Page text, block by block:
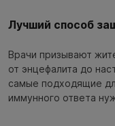
Лучший способ
Врачи призывают
от энцефалита до
самые подходящие
иммунного ответа